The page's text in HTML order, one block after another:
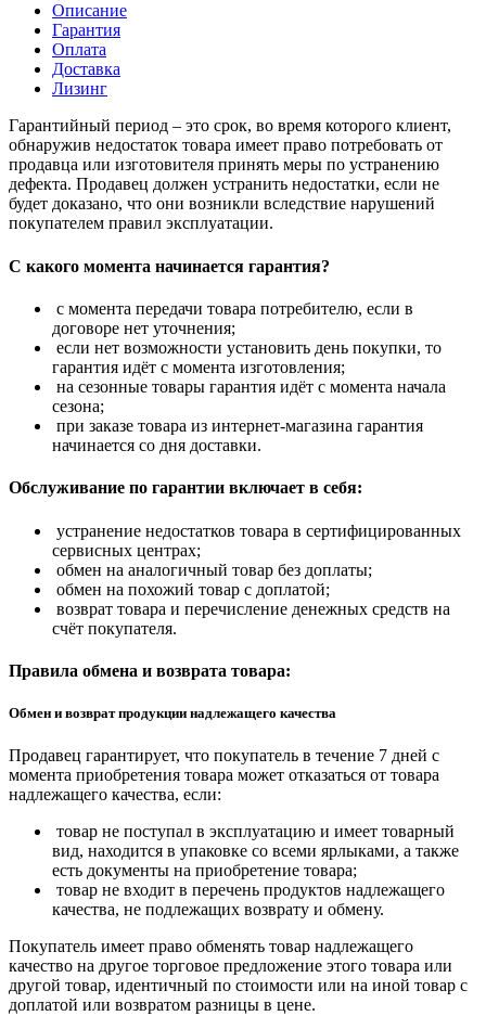
Описание
Гарантия
Оплата
Доставка
Лизинг
Гарантийный период – это срок, во время которого клиент,
обнаружив недостаток товара имеет право потребовать от
продавца или изготовителя принять меры по устранению
дефекта. Продавец должен устранить недостатки, если не
будет доказано, что они возникли вследствие нарушений
покупателем правил эксплуатации.
С какого момента начинается гарантия?
с момента передачи товара потребителю, если в
договоре нет уточнения;
если нет возможности установить день покупки, то
гарантия идёт с момента изготовления;
на сезонные товары гарантия идёт с момента начала
сезона;
при заказе товара из интернет-магазина гарантия
начинается со дня доставки.
Обслуживание по гарантии включает в себя:
устранение недостатков товара в сертифицированных
сервисных центрах;
обмен на аналогичный товар без доплаты;
обмен на похожий товар с доплатой;
возврат товара и перечисление денежных средств на
счёт покупателя.
Правила обмена и возврата товара:
Обмен и возврат продукции надлежащего качества
Продавец гарантирует, что покупатель в течение 7 дней с
момента приобретения товара может отказаться от товара
надлежащего качества, если:
товар не поступал в эксплуатацию и имеет товарный
вид, находится в упаковке со всеми ярлыками, а также
есть документы на приобретение товара;
товар не входит в перечень продуктов надлежащего
качества, не подлежащих возврату и обмену.
Покупатель имеет право обменять товар надлежащего
качество на другое торговое предложение этого товара или
другой товар, идентичный по стоимости или на иной товар с
доплатой или возвратом разницы в цене.